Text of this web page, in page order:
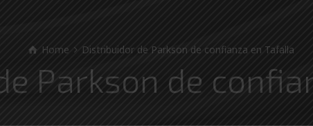
Home Distribuidor de Parkson de confianza en Tafalla
Parkson de